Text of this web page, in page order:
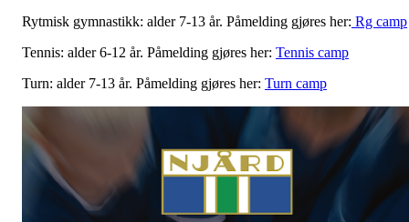
Rytmisk gymnastikk: alder 7-13 år. Påmelding gjøres her: Rg camp
Tennis: alder 6-12 år. Påmelding gjøres her: Tennis camp
Turn: alder 7-13 år. Påmelding gjøres her: Turn camp